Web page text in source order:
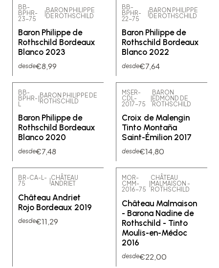
BB-
BPHR-
23-75
|BARON PHILIPPE
DE ROTHSCHILD
Baron Philippe de
Rothschild Bordeaux
Blanco 2023
desde€8,99
BB-
BPHR-
22-75
|BARON PHILIPPE
DE ROTHSCHILD
Baron Philippe de
Rothschild Bordeaux
Blanco 2022
desde€7,64
BB-
BPHR-
L
BARON PHILIPPE DE
ROTHSCHILD
Baron Philippe de
Rothschild Bordeaux
Blanco 2020
desde€7,48
MSER-
CDL-
2017-75
BARON
EDMOND DE
ROTHSCHILD
Croix de Malengin
Tinto Montaña
Saint-Émilion 2017
desde€14,80
BR-CA-L-
75
CHÂTEAU
ANDRIET
Château Andriet
Rojo Bordeaux 2019
desde€11,29
MOR-
CMM-
2016-75
CHÂTEAU
MALMAISON -
ROTHSCHILD
Château Malmaison
- Barona Nadine de
Rothschild - Tinto
Moulis-en-Médoc
2016
desde€22,00